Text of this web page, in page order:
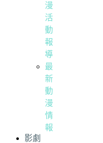
漫
活
動
報
導
最
新
動
漫
情
報
影劇